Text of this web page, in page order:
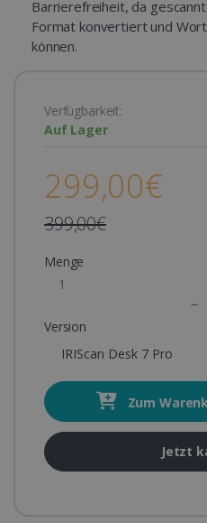
Barrierefreiheit, da
Format konvertiert und
können.
Verfügbarkeit:
Auf Lager
299,00€
399,00€
Menge
Version
IRIScan Desk 7 Pro
Zum
Jetzt